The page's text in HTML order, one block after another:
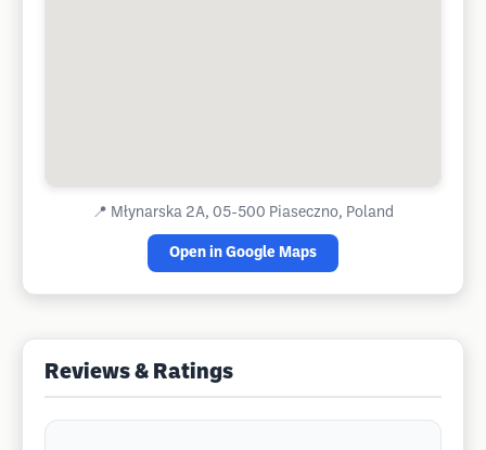
📍 Młynarska 2A, 05-500 Piaseczno, Poland
Open in Google Maps
Reviews & Ratings